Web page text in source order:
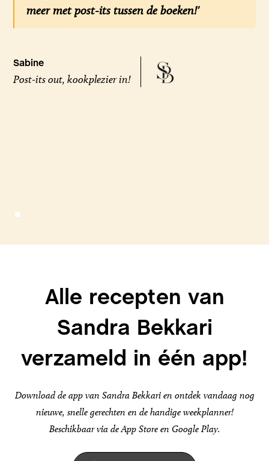
meer met post-its tussen de boeken!'
Sabine
Post-its out, kookplezier in!
Alle recepten van
Sandra Bekkari
verzameld in één app!
Download de app van Sandra Bekkari en ontdek vandaag nog
nieuwe, snelle gerechten en de handige weekplanner!
Beschikbaar via de App Store en Google Play.